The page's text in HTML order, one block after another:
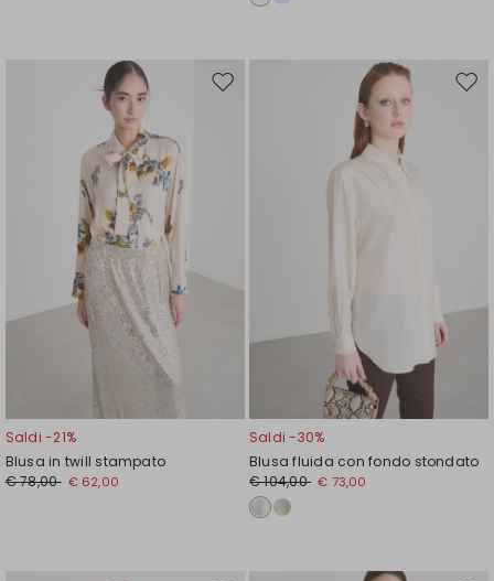
Sposta
Saldi -21%
Blusa in twill stampato
€ 78,00 € 62,00
Saldi -30%
Blusa fluida con fondo stondato
€ 104,00 € 73,00